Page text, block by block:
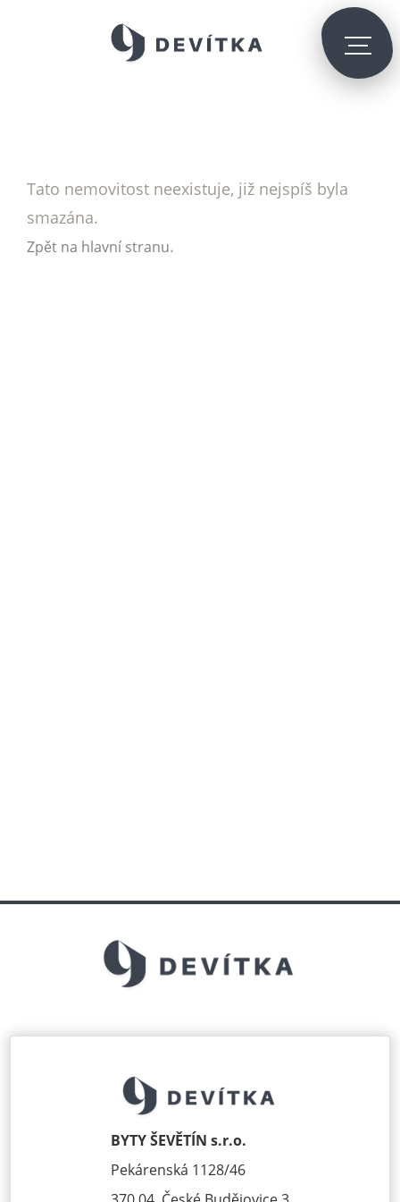
Tato nemovitost neexistuje, již nejspíš byla
smazána.
Zpět na hlavní stranu.
BYTY ŠEVĚTÍN s.r.o.
Pekárenská 1128/46